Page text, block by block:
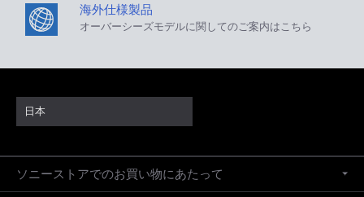
海外仕様製品
オーバーシーズモデルに関してのご案内はこちら
日本
ソニーストアでのお買い物にあたって